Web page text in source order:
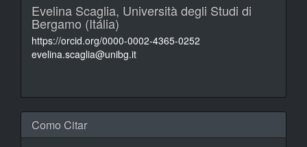
Evelina Scaglia, Università degli Studi di
Bergamo (Itália)
https://orcid.org/0000-0002-4365-0252
evelina.scaglia@unibg.it
Como Citar